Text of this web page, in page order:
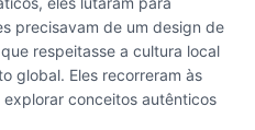
precisavam de um design de
respeitasse a cultura local
global. Eles recorreram às
conceitos autênticos